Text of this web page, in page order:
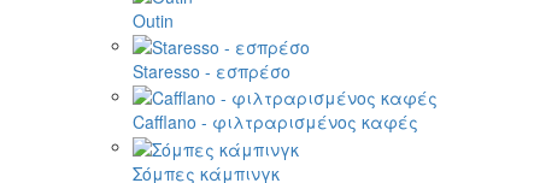
Outin
Staresso - εσπρέσο
Cafflano - φιλτραρισμένος καφές
Σόμπες κάμπινγκ